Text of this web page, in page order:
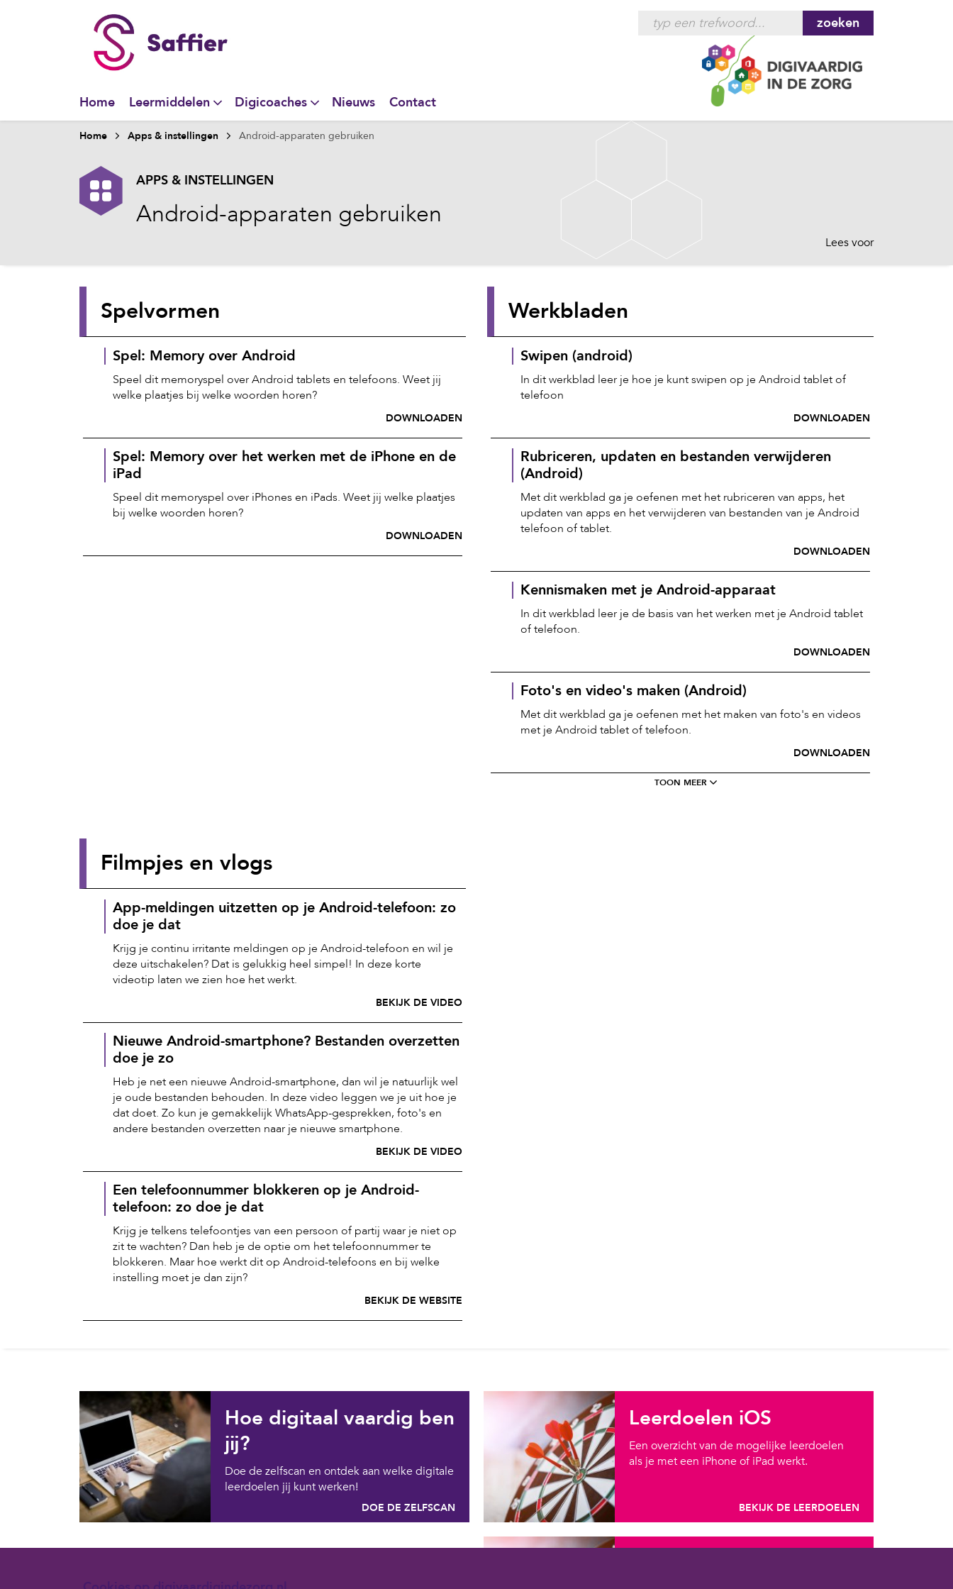
zoeken
Home Leermiddelen Digicoaches Nieuws Contact
Home Apps & instellingen Android-apparaten gebruiken
APPS & INSTELLINGEN
Android-apparaten gebruiken
Lees voor
Spelvormen
Spel: Memory over Android
Speel dit memoryspel over Android tablets en telefoons. Weet jij
welke plaatjes bij welke woorden horen?
DOWNLOADEN
Spel: Memory over het werken met de iPhone en de
iPad
Speel dit memoryspel over iPhones en iPads. Weet jij welke plaatjes
bij welke woorden horen?
DOWNLOADEN
Werkbladen
Swipen (android)
In dit werkblad leer je hoe je kunt swipen op je Android tablet of
telefoon
DOWNLOADEN
Rubriceren, updaten en bestanden verwijderen
(Android)
Met dit werkblad ga je oefenen met het rubriceren van apps, het
updaten van apps en het verwijderen van bestanden van je Android
telefoon of tablet.
DOWNLOADEN
Kennismaken met je Android-apparaat
In dit werkblad leer je de basis van het werken met je Android tablet
of telefoon.
DOWNLOADEN
Foto's en video's maken (Android)
Met dit werkblad ga je oefenen met het maken van foto's en videos
met je Android tablet of telefoon.
DOWNLOADEN
TOON MEER
Filmpjes en vlogs
App-meldingen uitzetten op je Android-telefoon: zo
doe je dat
Krijg je continu irritante meldingen op je Android-telefoon en wil je
deze uitschakelen? Dat is gelukkig heel simpel! In deze korte
videotip laten we zien hoe het werkt.
BEKIJK DE VIDEO
Nieuwe Android-smartphone? Bestanden overzetten
doe je zo
Heb je net een nieuwe Android-smartphone, dan wil je natuurlijk wel
je oude bestanden behouden. In deze video leggen we je uit hoe je
dat doet. Zo kun je gemakkelijk WhatsApp-gesprekken, foto's en
andere bestanden overzetten naar je nieuwe smartphone.
BEKIJK DE VIDEO
Een telefoonnummer blokkeren op je Android-
telefoon: zo doe je dat
Krijg je telkens telefoontjes van een persoon of partij waar je niet op
zit te wachten? Dan heb je de optie om het telefoonnummer te
blokkeren. Maar hoe werkt dit op Android-telefoons en bij welke
instelling moet je dan zijn?
BEKIJK DE WEBSITE
Hoe digitaal vaardig ben
jij?
Doe de zelfscan en ontdek aan welke digitale
leerdoelen jij kunt werken!
DOE DE ZELFSCAN
Leerdoelen iOS
Een overzicht van de mogelijke leerdoelen
als je met een iPhone of iPad werkt.
BEKIJK DE LEERDOELEN